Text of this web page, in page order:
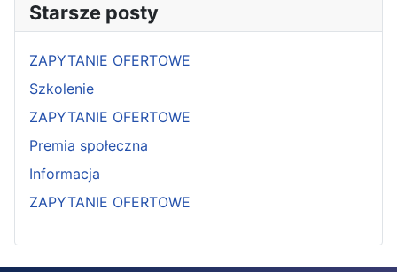
Starsze posty
ZAPYTANIE OFERTOWE
Szkolenie
ZAPYTANIE OFERTOWE
Premia społeczna
Informacja
ZAPYTANIE OFERTOWE